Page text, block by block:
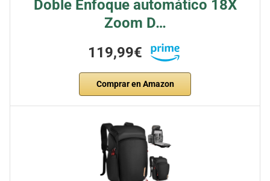
Doble Enfoque automático 18X
Zoom D…
119,99€
Comprar en Amazon